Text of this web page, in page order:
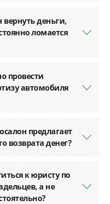
вернуть деньги,
ломается
провести
автомобиля
предлагает
возврата денег?
к юристу по
а не